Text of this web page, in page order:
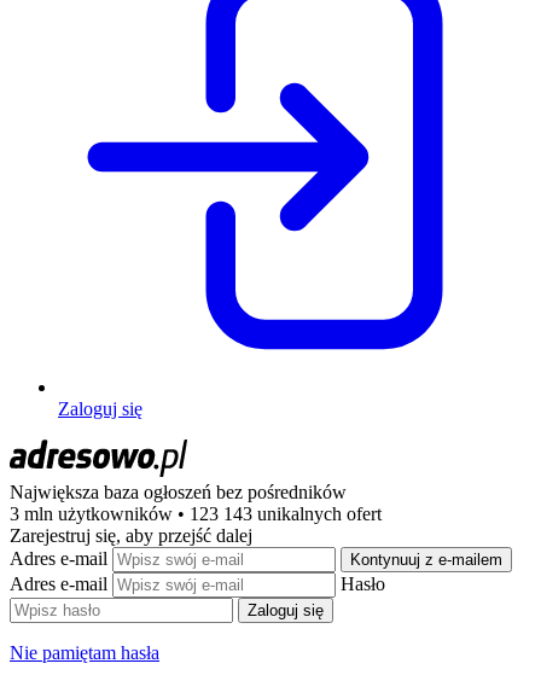
Zaloguj się
Największa baza ogłoszeń bez pośredników
3 mln użytkowników • 123 143 unikalnych ofert
Zarejestruj się, aby przejść dalej
Adres e-mail
Kontynuuj z e-mailem
Adres e-mail Hasło
Zaloguj się
Nie pamiętam hasła